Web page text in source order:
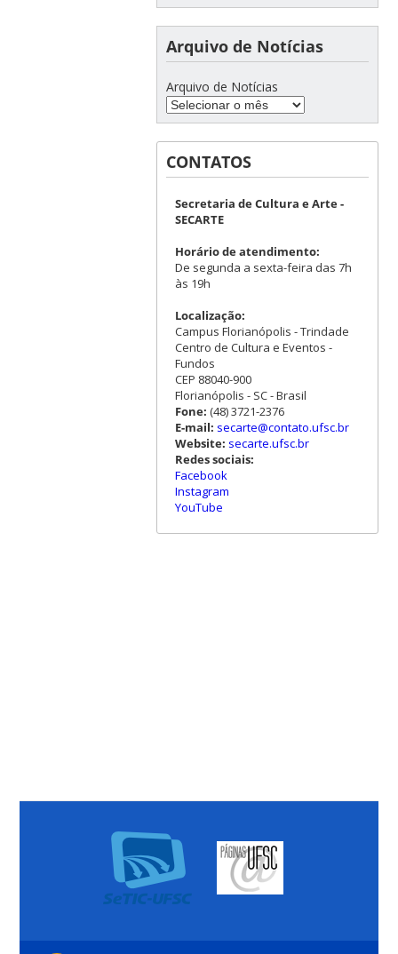
Arquivo de Notícias
Arquivo de Notícias
CONTATOS
Secretaria de Cultura e Arte -
SECARTE
Horário de atendimento:
De segunda a sexta-feira das 7h
às 19h
Localização:
Campus Florianópolis - Trindade
Centro de Cultura e Eventos -
Fundos
CEP 88040-900
Florianópolis - SC - Brasil
Fone: (48) 3721-2376
E-mail: secarte@contato.ufsc.br
Website: secarte.ufsc.br
Redes sociais:
Facebook
Instagram
YouTube